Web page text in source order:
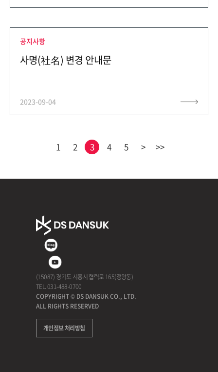
공지사항
사명(社名) 변경 안내문
2023-09-04
1 2 3 4 5 > >>
(15087) 경기도 시흥시 협력로 165(정왕동)
TEL. 031-488-0700
COPYRIGHT © DS DANSUK CO., LTD.
ALL RIGHTS RESERVED
개인정보 처리방침